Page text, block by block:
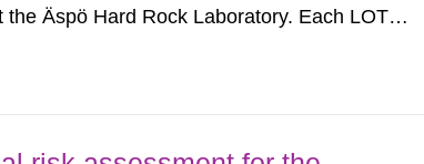
Äspö Hard Rock Laboratory. Each LOT
monitoring instruments...